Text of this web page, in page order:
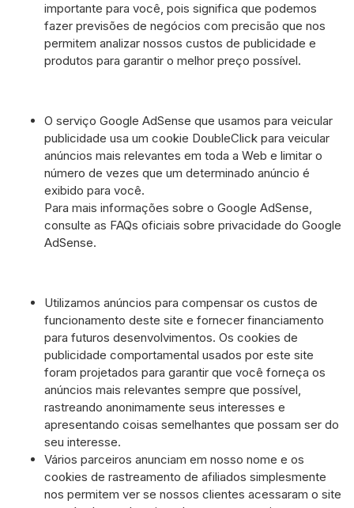
importante para você, pois significa que podemos
fazer previsões de negócios com precisão que nos
permitem analizar nossos custos de publicidade e
produtos para garantir o melhor preço possível.
O serviço Google AdSense que usamos para veicular
publicidade usa um cookie DoubleClick para veicular
anúncios mais relevantes em toda a Web e limitar o
número de vezes que um determinado anúncio é
exibido para você.
Para mais informações sobre o Google AdSense,
consulte as FAQs oficiais sobre privacidade do Google
AdSense.
Utilizamos anúncios para compensar os custos de
funcionamento deste site e fornecer financiamento
para futuros desenvolvimentos. Os cookies de
publicidade comportamental usados ​​por este site
foram projetados para garantir que você forneça os
anúncios mais relevantes sempre que possível,
rastreando anonimamente seus interesses e
apresentando coisas semelhantes que possam ser do
seu interesse.
Vários parceiros anunciam em nosso nome e os
cookies de rastreamento de afiliados simplesmente
nos permitem ver se nossos clientes acessaram o site